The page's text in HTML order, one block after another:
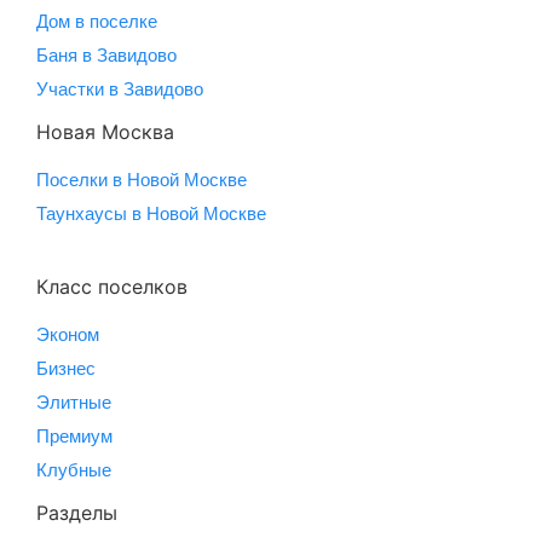
Дом в поселке
Баня в Завидово
Участки в Завидово
Новая Москва
Поселки в Новой Москве
Таунхаусы в Новой Москве
Класс поселков
Эконом
Бизнес
Элитные
Премиум
Клубные
Разделы